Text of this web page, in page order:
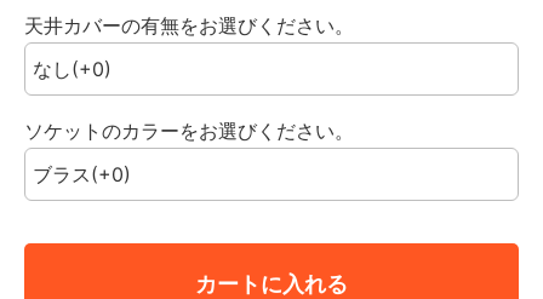
天井カバーの有無をお選びください。
ソケットのカラーをお選びください。
カートに入れる